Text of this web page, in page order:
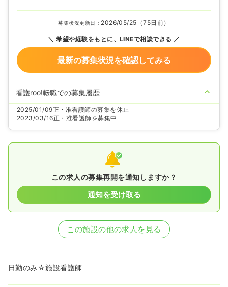
募集状況更新日： 2026/05/25（75日前）
希望や経験をもとに、LINEで相談できる
最新の募集状況を確認してみる
看護roo!転職での募集履歴
2025/01/09正・准看護師の募集を休止
2023/03/16正・准看護師を募集中
この求人の募集再開を通知しますか？
通知を受け取る
この施設の他の求人を見る
日勤のみ☆施設看護師